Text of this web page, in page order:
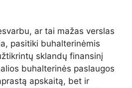
ar tai mažas verslas
pasitiki buhalterinėmis
sklandų finansinį
buhalterinės paslaugos
apskaitą, bet ir